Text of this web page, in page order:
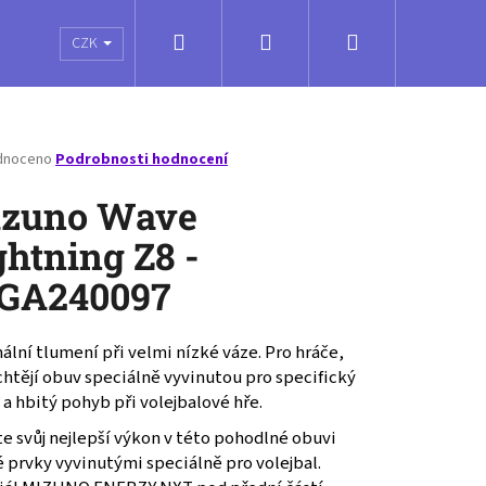
poukazy Obchodní podmínky Kontakty
CZK Přihlášení
Podrobnosti hodnocení
Wave
Z8 -
tlumení při velmi nízké váze. Pro hráče,
obuv speciálně vyvinutou pro specifický
hbitý pohyb při volejbalové hře.
svůj nejlepší výkon v této pohodlné obuvi
prvky vyvinutými speciálně pro volejbal.
SOCKS MEDIUM -